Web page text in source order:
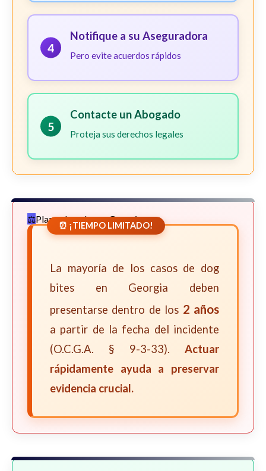
4
Notifique a su Aseguradora
Pero evite acuerdos rápidos
5
Contacte un Abogado
Proteja sus derechos legales
Plazos Legales en Georgia
⏰ ¡TIEMPO LIMITADO!
La mayoría de los casos de dog
bites en Georgia deben
presentarse dentro de los 2 años
a partir de la fecha del incidente
(O.C.G.A. § 9-3-33). Actuar
rápidamente ayuda a preservar
evidencia crucial.